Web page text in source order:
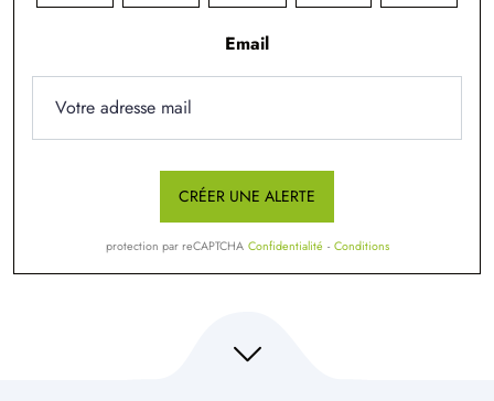
Email
CRÉER UNE ALERTE
protection par reCAPTCHA Confidentialité - Conditions